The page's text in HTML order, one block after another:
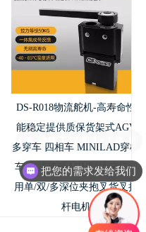
DS-R018物流舵机-高寿命性
能稳定提供质保货架式AGV
多穿车 四相车 MINILAD穿梭
车 立式移动AGV取拉箱杆专
用单/双/多深位夹抱叉货叉拨
杆电机
把您的需求发给我们